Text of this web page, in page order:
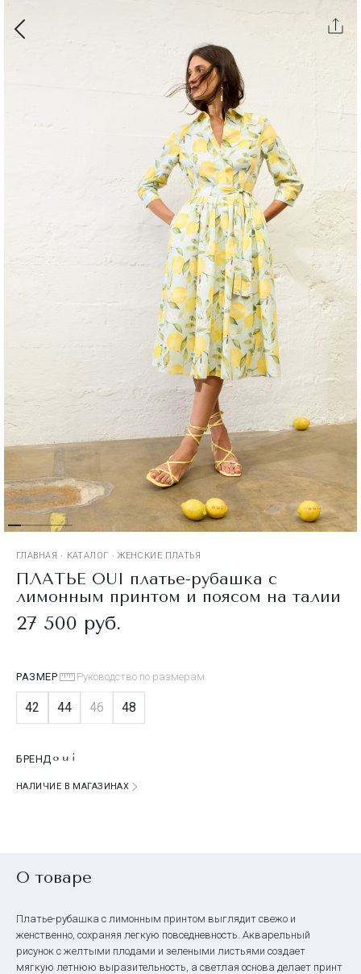
ГЛАВНАЯ · КАТАЛОГ · ЖЕНСКИЕ ПЛАТЬЯ
ПЛАТЬЕ OUI платье-рубашка с
лимонным принтом и поясом на талии
27 500 руб.
РАЗМЕР Руководство по размерам
42 44 46 48
БРЕНД
НАЛИЧИЕ В МАГАЗИНАХ
О товаре
Платье-рубашка с лимонным принтом выглядит свежо и
женственно, сохраняя легкую повседневность. Акварельный
рисунок с желтыми плодами и зелеными листьями создает
мягкую летнюю выразительность, а светлая основа делает принт